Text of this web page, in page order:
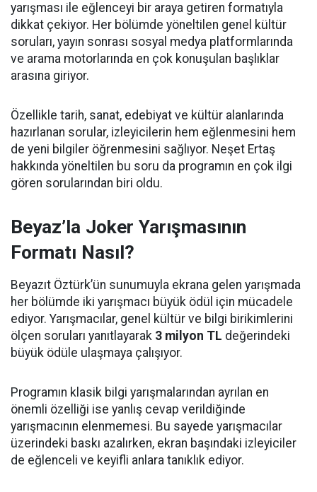
yarışması ile eğlenceyi bir araya getiren formatıyla
dikkat çekiyor. Her bölümde yöneltilen genel kültür
soruları, yayın sonrası sosyal medya platformlarında
ve arama motorlarında en çok konuşulan başlıklar
arasına giriyor.
Özellikle tarih, sanat, edebiyat ve kültür alanlarında
hazırlanan sorular, izleyicilerin hem eğlenmesini hem
de yeni bilgiler öğrenmesini sağlıyor. Neşet Ertaş
hakkında yöneltilen bu soru da programın en çok ilgi
gören sorularından biri oldu.
Beyaz’la Joker Yarışmasının
Formatı Nasıl?
Beyazıt Öztürk’ün sunumuyla ekrana gelen yarışmada
her bölümde iki yarışmacı büyük ödül için mücadele
ediyor. Yarışmacılar, genel kültür ve bilgi birikimlerini
ölçen soruları yanıtlayarak 3 milyon TL değerindeki
büyük ödüle ulaşmaya çalışıyor.
Programın klasik bilgi yarışmalarından ayrılan en
önemli özelliği ise yanlış cevap verildiğinde
yarışmacının elenmemesi. Bu sayede yarışmacılar
üzerindeki baskı azalırken, ekran başındaki izleyiciler
de eğlenceli ve keyifli anlara tanıklık ediyor.